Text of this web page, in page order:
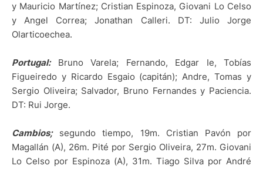
y Mauricio Martínez; Cristian Espinoza, Giovani Lo Celso
y Angel Correa; Jonathan Calleri. DT: Julio Jorge
Olarticoechea.
Portugal:Bruno Varela; Fernando, Edgar Ie, Tobías
Figueiredo y Ricardo Esgaio (capitán); Andre, Tomas y
Sergio Oliveira; Salvador, Bruno Fernandes y Paciencia.
DT: Rui Jorge.
Cambios;segundo tiempo, 19m. Cristian Pavón por
Magallán (A), 26m. Pité por Sergio Oliveira, 27m. Giovani
Lo Celso por Espinoza (A), 31m. Tiago Silva por André